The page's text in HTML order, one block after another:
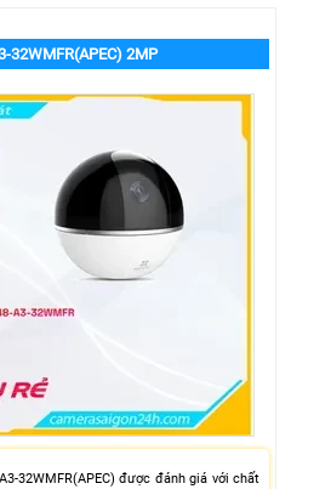
32WMFR(APEC) 2MP
32WMFR(APEC) được đánh giá với chất